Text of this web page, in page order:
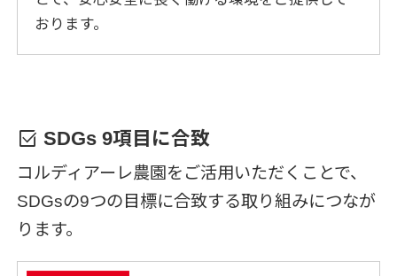
おります。
select_check_box SDGs 9項目に合致
コルディアーレ農園をご活用いただくことで、
SDGsの9つの目標に合致する取り組みにつなが
ります。